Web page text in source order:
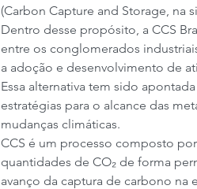
(Carbon Capture and Storage, na
Dentro desse propósito, a CCS
entre os conglomerados
a adoção e desenvolvimento de
Essa alternativa tem sido
estratégias para o alcance das
mudanças climáticas.
CCS é um processo composto
quantidades de CO₂ de forma
avanço da captura de carbono na